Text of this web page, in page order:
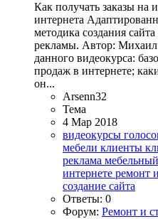
Как получать заказы на
интернета
методика создания
рекламы. Автор:
данного видеокурса:
продаж в интернете;
он...
Arsenn32
Тема
4 Мар 2018
видеокурсы
мебели клиенты
реклама
интернете ремонт
создание сайта
Ответы: 0
Форум: Ремонт и